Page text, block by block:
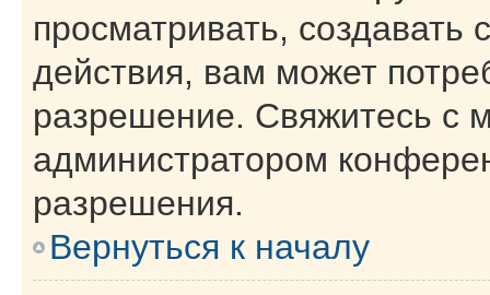
просматривать,
действия, вам может
разрешение. Свяжитесь с
администратором
разрешения.
Вернуться к началу